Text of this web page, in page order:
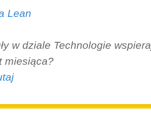
Lean
w dziale Technologie
miesiąca?